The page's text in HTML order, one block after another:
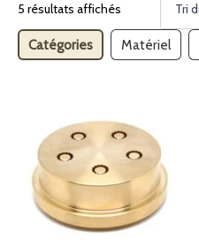
5 résultats affichés
Catégories Matériel